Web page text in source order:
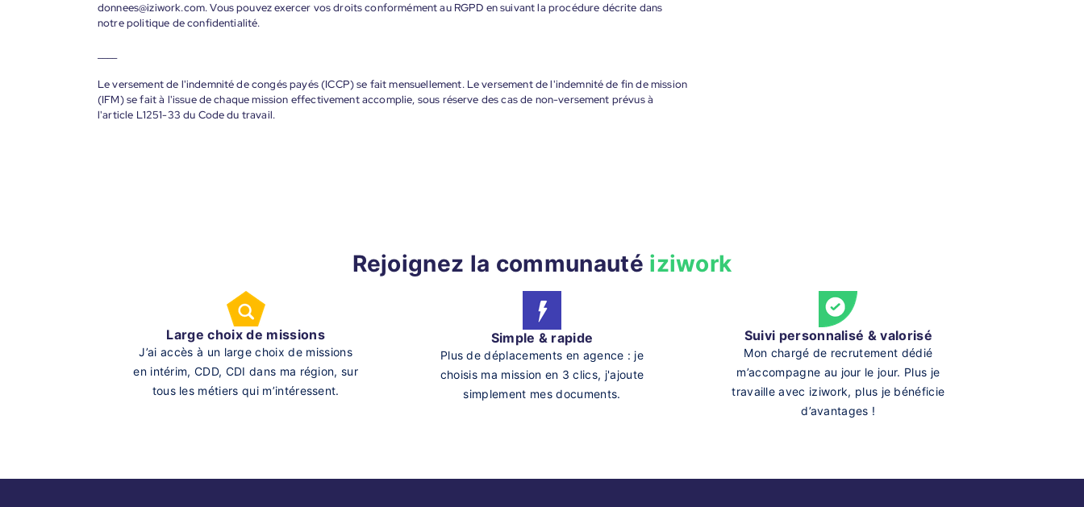
donnees@iziwork.com. Vous pouvez exercer vos droits conformément au RGPD en suivant la procédure décrite dans
notre politique de confidentialité.
Le versement de l'indemnité de congés payés (ICCP) se fait mensuellement. Le versement de l'indemnité de fin de mission
(IFM) se fait à l'issue de chaque mission effectivement accomplie, sous réserve des cas de non-versement prévus à
l'article L1251-33 du Code du travail.
Rejoignez la communauté iziwork
Large choix de missions
J’ai accès à un large choix de missions
en intérim, CDD, CDI dans ma région, sur
tous les métiers qui m’intéressent.
Simple & rapide
Plus de déplacements en agence : je
choisis ma mission en 3 clics, j'ajoute
simplement mes documents.
Suivi personnalisé & valorisé
Mon chargé de recrutement dédié
m’accompagne au jour le jour. Plus je
travaille avec iziwork, plus je bénéficie
d’avantages !